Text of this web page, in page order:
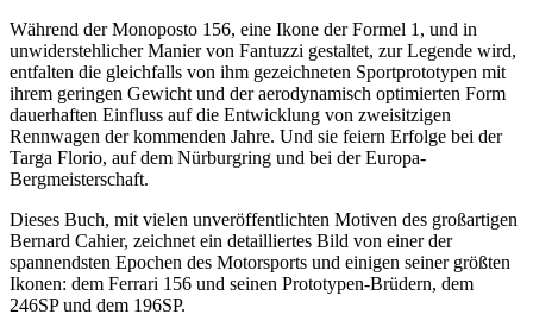
Während der Monoposto 156, eine Ikone der Formel 1, und in
unwiderstehlicher Manier von Fantuzzi gestaltet, zur Legende wird,
entfalten die gleichfalls von ihm gezeichneten Sportprototypen mit
ihrem geringen Gewicht und der aerodynamisch optimierten Form
dauerhaften Einfluss auf die Entwicklung von zweisitzigen
Rennwagen der kommenden Jahre. Und sie feiern Erfolge bei der
Targa Florio, auf dem Nürburgring und bei der Europa-
Bergmeisterschaft.
Dieses Buch, mit vielen unveröffentlichten Motiven des großartigen
Bernard Cahier, zeichnet ein detailliertes Bild von einer der
spannendsten Epochen des Motorsports und einigen seiner größten
Ikonen: dem Ferrari 156 und seinen Prototypen-Brüdern, dem
246SP und dem 196SP.